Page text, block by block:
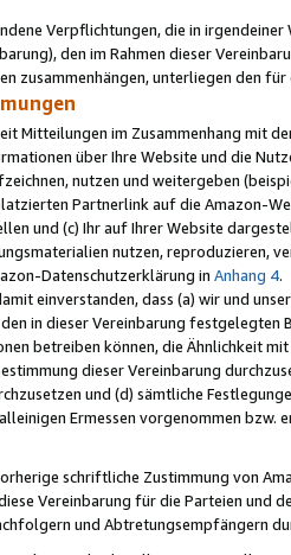
Verpflichtungen, die in
den im Rahmen dieser
zusammenhängen, unterliegen den
Mitteilungen im Zusammenhang mit
über Ihre Website und die
nutzen und weitergeben
Partnerlink auf die Amazon-
und (c) Ihr auf Ihrer Website
nutzen, reproduzieren,
Datenschutzerklärung in Anhang 4.
einverstanden, dass (a) wir und
in dieser Vereinbarung
betreiben können, die Ähnlichkeit
dieser Vereinbarung
und (d) sämtliche
Ermessen vorgenommen
schriftliche Zustimmung von
Vereinbarung für die Parteien
und Abtretungsempfängern